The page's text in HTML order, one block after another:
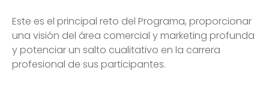
Este es el principal reto del Programa, proporcionar
una visión del área comercial y marketing profunda
y potenciar un salto cualitativo en la carrera
profesional de sus participantes.